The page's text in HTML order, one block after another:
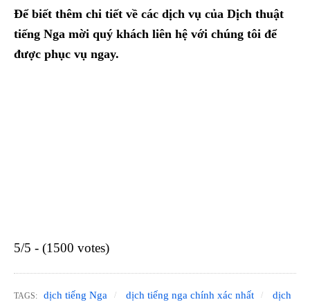
Để biết thêm chi tiết về các dịch vụ của Dịch thuật
tiếng Nga mời quý khách liên hệ với chúng tôi để
được phục vụ ngay.
5/5 - (1500 votes)
TAGS: dịch tiếng Nga dịch tiếng nga chính xác nhất
dịch